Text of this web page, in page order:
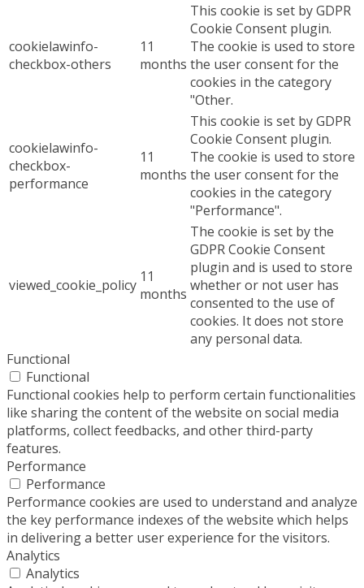
cookielawinfo-
checkbox-others
11
months
This cookie is set by GDPR
Cookie Consent plugin.
The cookie is used to store
the user consent for the
cookies in the category
"Other.
cookielawinfo-
checkbox-
performance
11
months
This cookie is set by GDPR
Cookie Consent plugin.
The cookie is used to store
the user consent for the
cookies in the category
"Performance".
viewed_cookie_policy 11
months
The cookie is set by the
GDPR Cookie Consent
plugin and is used to store
whether or not user has
consented to the use of
cookies. It does not store
any personal data.
Functional
Functional
Functional cookies help to perform certain functionalities
like sharing the content of the website on social media
platforms, collect feedbacks, and other third-party
features.
Performance
Performance
Performance cookies are used to understand and analyze
the key performance indexes of the website which helps
in delivering a better user experience for the visitors.
Analytics
Analytics